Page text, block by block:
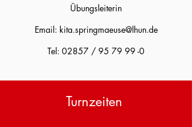
Übungsleiterin
Email: kita.springmaeuse@lhun.de
Tel: 02857 / 95 79 99 -0
Turnzeiten